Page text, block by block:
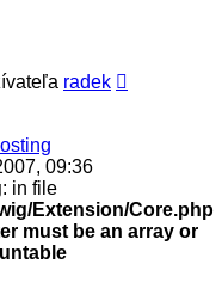
radek
09:36
: in file
Extension/Core.php
must be an array or